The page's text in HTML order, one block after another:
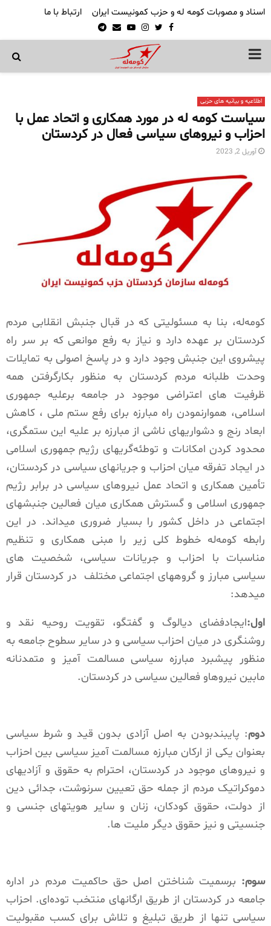
اسناد و مصوبات کومه له و حزب کمونیست ایران ارتباط با ما
Facebook
Twitter
Instagram
Youtube
Email
Telegram
PRIMARY
اطلاعیه و بیانیه های حزبی
سیاست کومه له در مورد همکاری و اتحاد عمل با
احزاب و نیروهای سیاسی فعال در کردستان
آوریل 2, 2023
کومەله، بنا به مسئولیتی که در قبال جنبش انقلابی مردم
کردستان بر عهده دارد و نیاز به رفع موانعی که بر سر راه
پیشروی این جنبش وجود دارد و در پاسخ اصولی به تمایلات
وحدت طلبانه مردم کردستان به منظور بکارگرفتن همه
ظرفیت های اعتراضی موجود در جامعه برعلیه جمهوری
اسلامی، هموارنمودن راه مبارزه برای رفع ستم ملی ، کاهش
ابعاد رنج و دشواریهای ناشی از مبارزه بر علیە این ستمگری،
محدود کردن امکانات و توطئەگریهای رژیم جمهوری اسلامی
در ایجاد تفرقه میان احزاب و جریانهای سیاسی در کردستان،
تأمین همکاری و اتحاد عمل نیروهای سیاسی در برابر رژیم
جمهوری اسلامی و گسترش همکاری میان فعالین جنبشهای
اجتماعی در داخل کشور را بسیار ضروری میداند. در این
رابطه کومەله خطوط کلی زیر را مبنی همکاری و تنظیم
مناسبات با احزاب و جریانات سیاسی، شخصیت های
سیاسی مبارز و گروههای اجتماعی مختلف در کردستان قرار
میدهد:
اول:ایجادفضای دیالوگ و گفتگو، تقویت روحیه نقد و
روشنگری در میان احزاب سیاسی و در سایر سطوح جامعه به
منظور پیشبرد مبارزه سیاسی مسالمت آمیز و متمدنانە
مابین نیروهاو فعالین سیاسی در کردستان.
دوم: پایبندبودن به اصل آزادی بدون قید و شرط سیاسی
بعنوان یکی از ارکان مبارزه مسالمت آمیز سیاسی بین احزاب
و نیروهای موجود در کردستان، احترام به حقوق و آزادیهای
دموکراتیک مردم از جمله حق تعیین سرنوشت، جدائی دین
از دولت، حقوق کودکان، زنان و سایر هویتهای جنسی و
جنسیتی و نیز حقوق دیگر ملیت ها.
سوم: برسمیت شناختن اصل حق حاکمیت مردم در اداره
جامعه در کردستان از طریق ارگانهای منتخب تودەای. احزاب
سیاسی تنها از طریق تبلیغ و تلاش برای کسب مقبولیت